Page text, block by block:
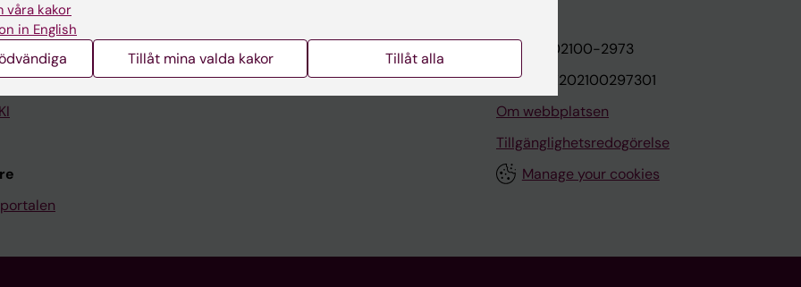
Karolinska Institutet Innovation
Kontakta presstjänsten
Org.nr: 202100-2973
VAT.nr: SE202100297301
Om webbplatsen
Tillgänglighetsredogörelse
Manage your cookies
våra kakor
in English
Tillåt mina valda kakor Tillåt alla